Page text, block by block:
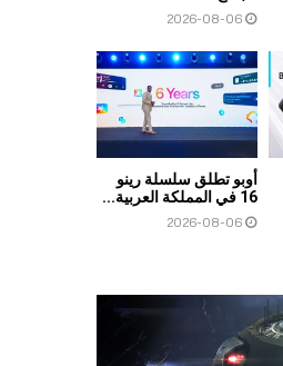
2026-08-06
أوبو تطلق سلسلة رينو
16 في المملكة العربية...
2026-08-06